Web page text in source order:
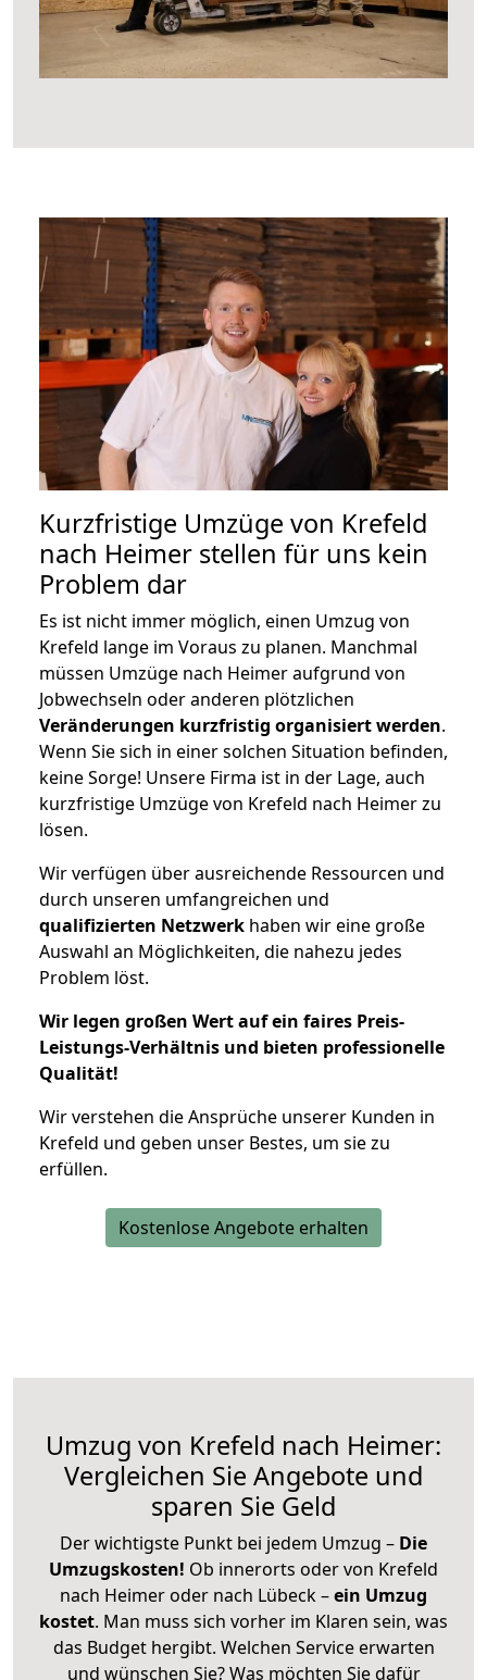
Kurzfristige Umzüge von Krefeld
nach Heimer stellen für uns kein
Problem dar
Es ist nicht immer möglich, einen Umzug von
Krefeld lange im Voraus zu planen. Manchmal
müssen Umzüge nach Heimer aufgrund von
Jobwechseln oder anderen plötzlichen
Veränderungen kurzfristig organisiert werden.
Wenn Sie sich in einer solchen Situation befinden,
keine Sorge! Unsere Firma ist in der Lage, auch
kurzfristige Umzüge von Krefeld nach Heimer zu
lösen.
Wir verfügen über ausreichende Ressourcen und
durch unseren umfangreichen und
qualifizierten Netzwerk haben wir eine große
Auswahl an Möglichkeiten, die nahezu jedes
Problem löst.
Wir legen großen Wert auf ein faires Preis-
Leistungs-Verhältnis und bieten professionelle
Qualität!
Wir verstehen die Ansprüche unserer Kunden in
Krefeld und geben unser Bestes, um sie zu
erfüllen.
Kostenlose Angebote erhalten
Umzug von Krefeld nach Heimer:
Vergleichen Sie Angebote und
sparen Sie Geld
Der wichtigste Punkt bei jedem Umzug – Die
Umzugskosten! Ob innerorts oder von Krefeld
nach Heimer oder nach Lübeck –ein Umzug
kostet. Man muss sich vorher im Klaren sein, was
das Budget hergibt. Welchen Service erwarten
und wünschen Sie? Was möchten Sie dafür